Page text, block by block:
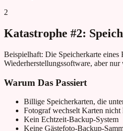
2
Katastrophe #2:
Beispielhaft: Die Speicherkarte eines
Wiederherstellungssoftware, aber
Warum Das Passiert
Billige Speicherkarten, die
Fotograf wechselt Karten nicht
Kein Echtzeit-Backup-System
Keine Gästefoto-Backup-